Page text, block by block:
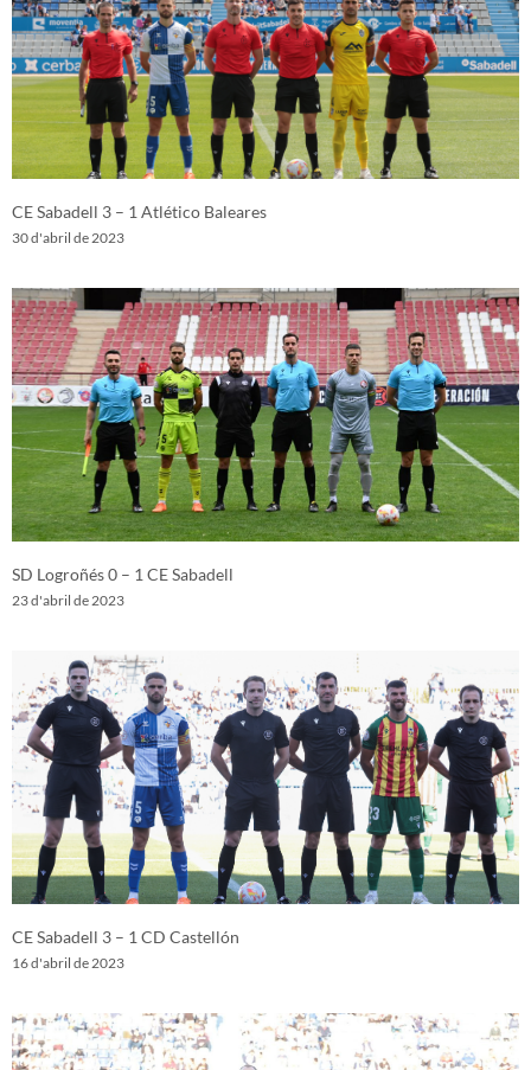
CE Sabadell 3 – 1 Atlético Baleares
30 d'abril de 2023
SD Logroñés 0 – 1 CE Sabadell
23 d'abril de 2023
CE Sabadell 3 – 1 CD Castellón
16 d'abril de 2023